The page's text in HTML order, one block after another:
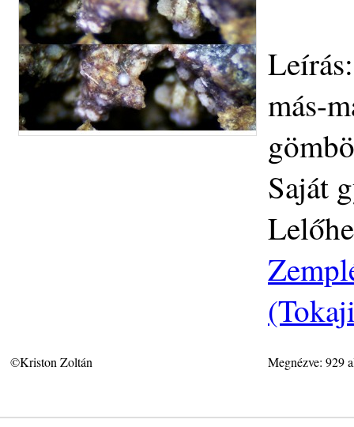
más-
Saját
©Kriston Zoltán Megnézve: 929